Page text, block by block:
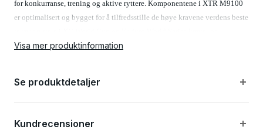
for konkurranse, trening og aktive ryttere. Komponentene i XTR M9100
er optimalisert og bygget for å tilfredsstille de høye kravene verdens beste
forventer. Med komponenter fra XTR M9100 serien får du suverene
er fra øverste hylle som sikrer deg komponenter med høyt nivå av
presisjon, lav vekt, pålitelighet, slitestyrke og integrasjon. Med XTR
Spec EV som tilbyr bedre personalisering av din cockpit og håndposisjon.
Visa mer produktinformation
Se produktdetaljer
Kundrecensioner